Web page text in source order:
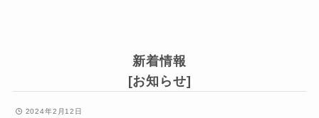
新着情報
[お知らせ]
2024年2月12日